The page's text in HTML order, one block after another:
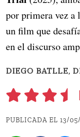
por primera vez a
un film que
en el discurso
DIEGO BATLLE,
PUBLICADA EL 13/